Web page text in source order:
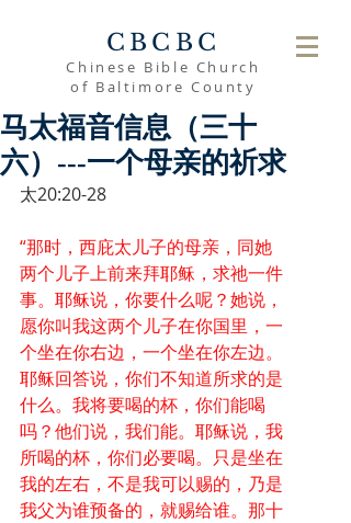
CBCBC
Chinese Bible Church
of Baltimore County
马太福音信息（三十
六）---一个母亲的祈求
太20:20-28
“那时，西庇太儿子的母亲，同她
两个儿子上前来拜耶稣，求祂一件
事。耶稣说，你要什么呢？她说，
愿你叫我这两个儿子在你国里，一
个坐在你右边，一个坐在你左边。
耶稣回答说，你们不知道所求的是
什么。我将要喝的杯，你们能喝
吗？他们说，我们能。耶稣说，我
所喝的杯，你们必要喝。只是坐在
我的左右，不是我可以赐的，乃是
我父为谁预备的，就赐给谁。那十